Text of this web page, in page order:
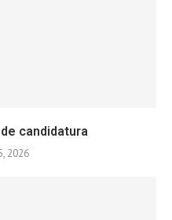
candidatura
2026